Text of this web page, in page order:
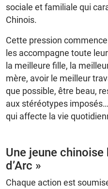
sociale et familiale qui
Chinois.
Cette pression
les accompagne toute
la meilleure fille, la
mère, avoir le meilleur
que possible, être beau,
aux stéréotypes
qui affecte la vie
Une jeune
d’Arc »
Chaque action est